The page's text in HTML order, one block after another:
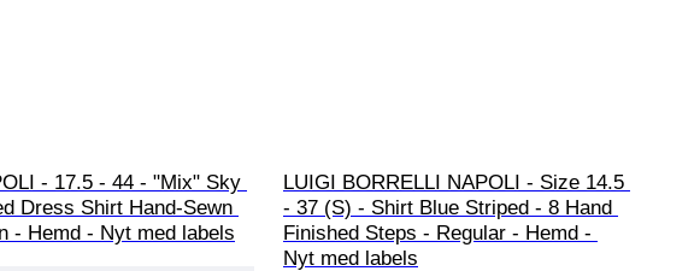
- 17.5 - 44 - "Mix" Sky
Dress Shirt Hand-Sewn
- Hemd - Nyt med labels
LUIGI BORRELLI NAPOLI - Size 14.5
- 37 (S) - Shirt Blue Striped - 8 Hand
Finished Steps - Regular - Hemd -
Nyt med labels